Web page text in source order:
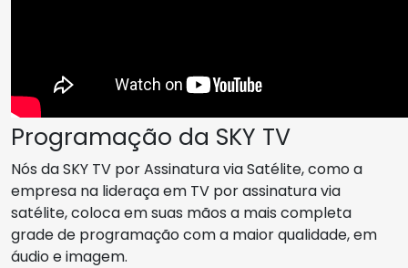
Programação da SKY TV
Nós da SKY TV por Assinatura via Satélite, como a
empresa na lideraça em TV por assinatura via
satélite, coloca em suas mãos a mais completa
grade de programação com a maior qualidade, em
áudio e imagem.